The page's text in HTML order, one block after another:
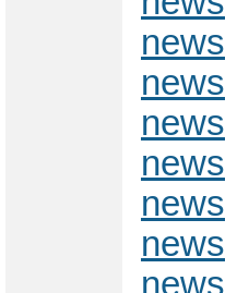
news
news
news
news
news
news
news